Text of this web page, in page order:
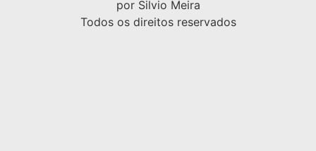
por Silvio Meira
Todos os direitos reservados